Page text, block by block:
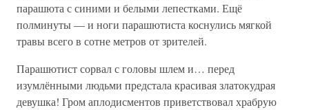
парашюта с синими и белыми лепестками. Ещё
полминуты — и ноги парашютиста коснулись мягкой
травы всего в сотне метров от зрителей.
Парашютист сорвал с головы шлем и… перед
изумлёнными людьми предстала красивая златокудрая
девушка! Гром аплодисментов приветствовал храбрую